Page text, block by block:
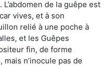
de la guêpe est
vives, et à son
relié à une poche à
et les Guêpes
fin, de forme
n’inocule pas de